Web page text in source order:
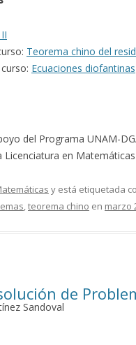
Teorema chino del
Ecuaciones diofantinas
del Programa UNAM-
en
y está etiquetada
,teorema chino en marzo
de
Sandoval